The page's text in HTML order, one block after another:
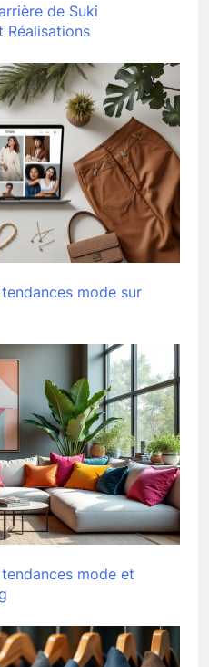
de Suki
Réalisations
mode sur
mode et